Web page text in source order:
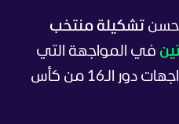
حسن تشكيلة منتخب
في المواجهة التي
تجمع الفريقين ضمن مواجهات دور الـ16 من كأس